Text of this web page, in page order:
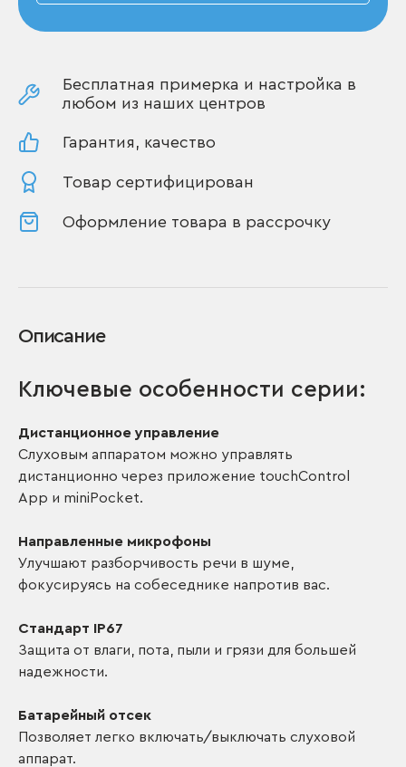
Бесплатная примерка и настройка в
любом из наших центров
Гарантия, качество
Товар сертифицирован
Оформление товара в рассрочку
Описание
Ключевые особенности серии:
Дистанционное управление
Слуховым аппаратом можно управлять
дистанционно через приложение touchControl
App и miniPocket.
Направленные микрофоны
Улучшают разборчивость речи в шуме,
фокусируясь на собеседнике напротив вас.
Стандарт IP67
Защита от влаги, пота, пыли и грязи для большей
надежности.
Батарейный отсек
Позволяет легко включать/выключать слуховой
аппарат.